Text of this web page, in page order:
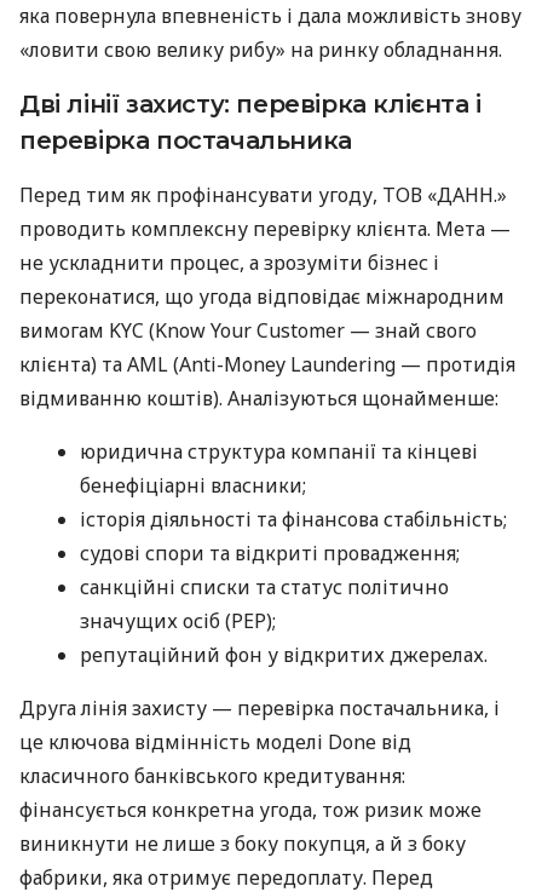
яка повернула впевненість і дала можливість знову
«ловити свою велику рибу» на ринку обладнання.
Дві лінії захисту: перевірка клієнта і
перевірка постачальника
Перед тим як профінансувати угоду, ТОВ «ДАНН.»
проводить комплексну перевірку клієнта. Мета —
не ускладнити процес, а зрозуміти бізнес і
переконатися, що угода відповідає міжнародним
вимогам KYC (Know Your Customer — знай свого
клієнта) та AML (Anti-Money Laundering — протидія
відмиванню коштів). Аналізуються щонайменше:
юридична структура компанії та кінцеві
бенефіціарні власники;
історія діяльності та фінансова стабільність;
судові спори та відкриті провадження;
санкційні списки та статус політично
значущих осіб (PEP);
репутаційний фон у відкритих джерелах.
Друга лінія захисту — перевірка постачальника, і
це ключова відмінність моделі Done від
класичного банківського кредитування:
фінансується конкретна угода, тож ризик може
виникнути не лише з боку покупця, а й з боку
фабрики, яка отримує передоплату. Перед